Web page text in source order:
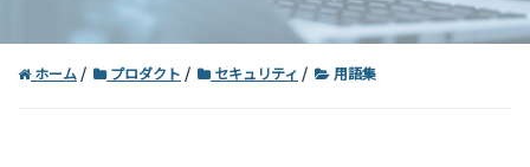
ホーム プロダクト セキュリティ 用語集